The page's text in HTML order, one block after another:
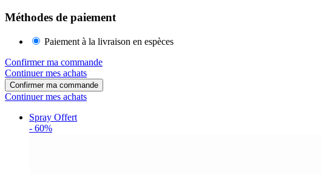
Méthodes de paiement
Paiement à la livraison en espèces
Confirmer ma commande
Continuer mes achats
Confirmer ma commande
Continuer mes achats
Spray Offert
- 60%